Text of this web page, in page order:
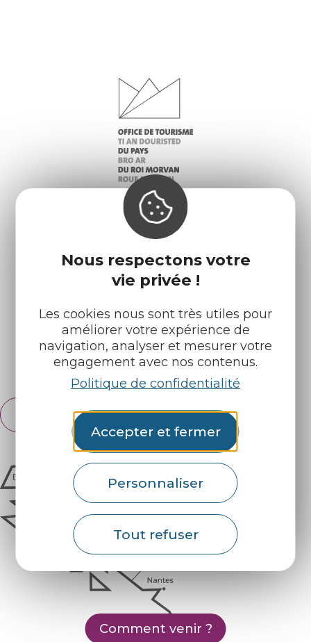
Nous respectons votre
vie privée !
Les cookies nous sont très utiles pour
améliorer votre expérience de
navigation, analyser et mesurer votre
engagement avec nos contenus.
Politique de confidentialité
Accepter et fermer
Personnaliser
Tout refuser
Nos brochures
Retrouvez-nous sur :
Espace pro Partenaires
Français
English
Comment venir ?